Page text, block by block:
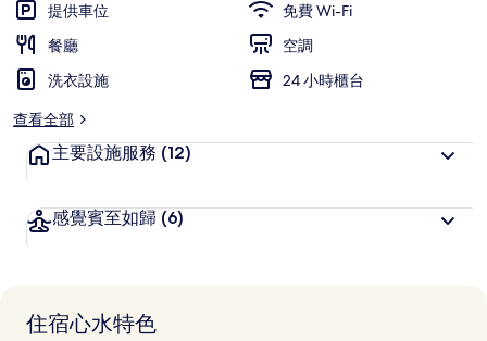
提供車位
免費 Wi-Fi
餐廳
空調
洗衣設施
24 小時櫃台
查看全部
主要設施服務 (12)
感覺賓至如歸 (6)
住宿心水特色